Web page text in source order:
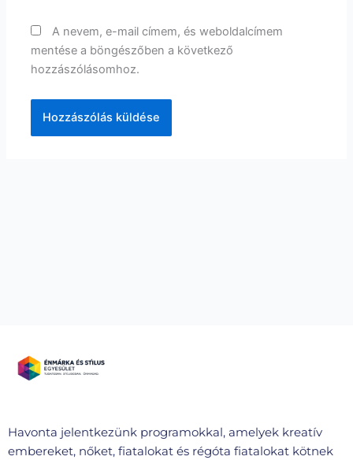
A nevem, e-mail címem, és weboldalcímem
mentése a böngészőben a következő
hozzászólásomhoz.
Havonta jelentkezünk programokkal, amelyek kreatív
embereket, nőket, fiatalokat és régóta fiatalokat kötnek